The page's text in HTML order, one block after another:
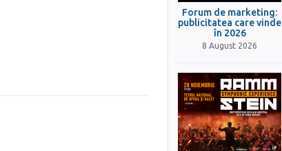
Forum de marketing:
publicitatea care vinde
în 2026
8 August 2026